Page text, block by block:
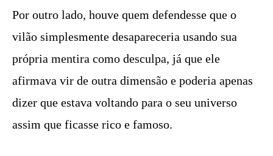
Por outro lado, houve quem defendesse que o
vilão simplesmente desapareceria usando sua
própria mentira como desculpa, já que ele
afirmava vir de outra dimensão e poderia apenas
dizer que estava voltando para o seu universo
assim que ficasse rico e famoso.